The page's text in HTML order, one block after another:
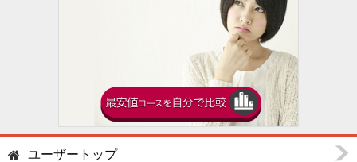
ユーザートップ